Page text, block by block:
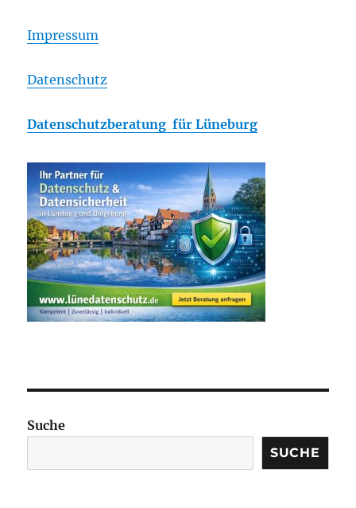
Impressum
Datenschutz
Datenschutzberatung für Lüneburg
Suche
SUCHE